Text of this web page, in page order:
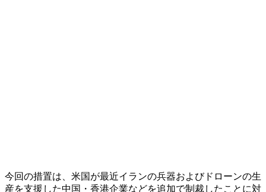
今回の措置は、米国が最近イランの兵器およびドローンの生
産を支援した中国・香港企業などを追加で制裁したことに対